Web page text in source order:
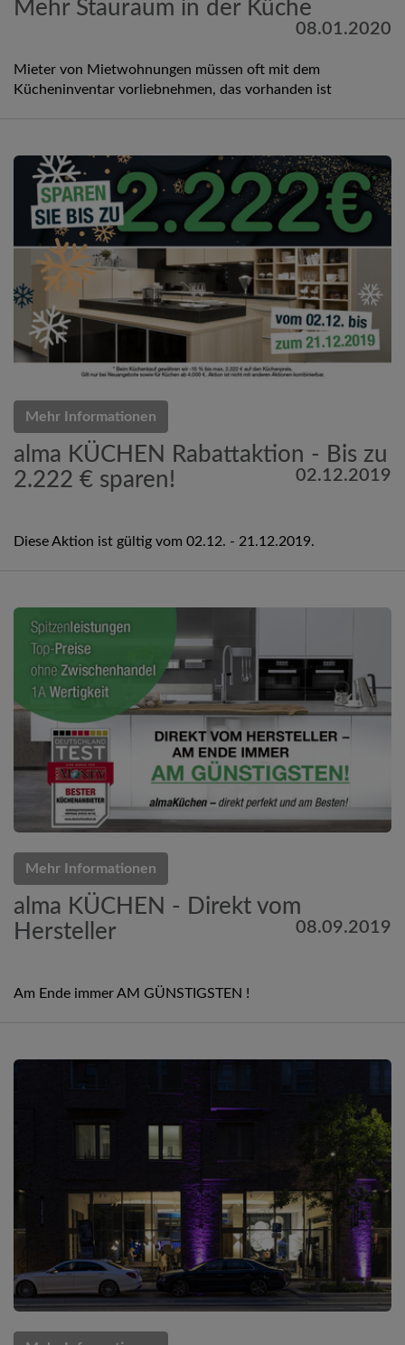
Mehr Stauraum in der Küche
08.01.2020
Mieter von Mietwohnungen müssen oft mit dem
Kücheninventar vorliebnehmen, das vorhanden ist
Mehr Informationen
alma KÜCHEN Rabattaktion - Bis zu
2.222 € sparen!
02.12.2019
Diese Aktion ist gültig vom 02.12. - 21.12.2019.
Mehr Informationen
alma KÜCHEN - Direkt vom
Hersteller
08.09.2019
Am Ende immer AM GÜNSTIGSTEN !